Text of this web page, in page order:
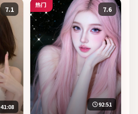
7.1
41:08
热门
7.6
92:51